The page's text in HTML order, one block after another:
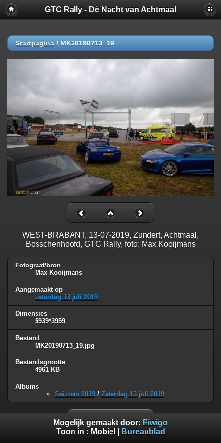
GTC Rally - Dè Nacht van Achtmaal
Startpagina / MK20190713_19
WEST-BRABANT, 13-07-2019, Zundert, Achtmaal,
Bosschenhoofd, GTC Rally, foto: Max Kooijmans
Fotograaf/bron
Max Kooijmans
Aangemaakt op
zaterdag 13 juli 2019
Dimensies
5939*3959
Bestand
MK20190713_19.jpg
Bestandsgrootte
4961 KB
Albums
Seizoen 2019 / Zaterdag 13 juli 2019
Mogelijk gemaakt door: Piwigo
Toon in : Mobiel Bureaublad